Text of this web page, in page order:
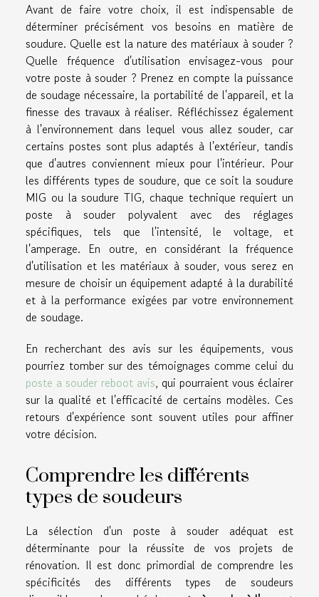
Avant de faire votre choix, il est indispensable de
déterminer précisément vos besoins en matière de
soudure. Quelle est la nature des matériaux à souder ?
Quelle fréquence d'utilisation envisagez-vous pour
votre poste à souder ? Prenez en compte la puissance
de soudage nécessaire, la portabilité de l'appareil, et la
finesse des travaux à réaliser. Réfléchissez également
à l'environnement dans lequel vous allez souder, car
certains postes sont plus adaptés à l'extérieur, tandis
que d'autres conviennent mieux pour l'intérieur. Pour
les différents types de soudure, que ce soit la soudure
MIG ou la soudure TIG, chaque technique requiert un
poste à souder polyvalent avec des réglages
spécifiques, tels que l'intensité, le voltage, et
l'amperage. En outre, en considérant la fréquence
d'utilisation et les matériaux à souder, vous serez en
mesure de choisir un équipement adapté à la durabilité
et à la performance exigées par votre environnement
de soudage.
En recherchant des avis sur les équipements, vous
pourriez tomber sur des témoignages comme celui du
poste a souder reboot avis, qui pourraient vous éclairer
sur la qualité et l'efficacité de certains modèles. Ces
retours d'expérience sont souvent utiles pour affiner
votre décision.
Comprendre les différents
types de soudeurs
La sélection d'un poste à souder adéquat est
déterminante pour la réussite de vos projets de
rénovation. Il est donc primordial de comprendre les
spécificités des différents types de soudeurs